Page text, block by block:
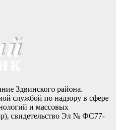
Здвинского района.
службой по надзору в сфере
и массовых
свидетельство Эл № ФС77-